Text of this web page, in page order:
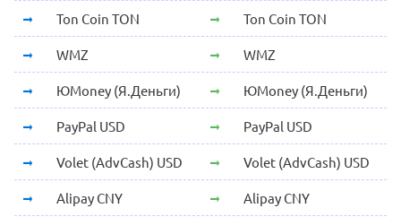
Ton Coin TON Ton Coin TON
WMZ WMZ
ЮMoney (Я.Деньги) ЮMoney (Я.Деньги)
PayPal USD PayPal USD
Volet (AdvCash) USD Volet (AdvCash) USD
Alipay CNY Alipay CNY